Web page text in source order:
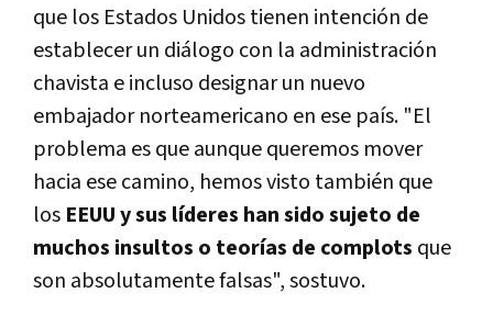
que los Estados Unidos tienen intención de
establecer un diálogo con la administración
chavista e incluso designar un nuevo
embajador norteamericano en ese país. "El
problema es que aunque queremos mover
hacia ese camino, hemos visto también que
los EEUU y sus líderes han sido sujeto de
muchos insultos o teorías de complots que
son absolutamente falsas", sostuvo.